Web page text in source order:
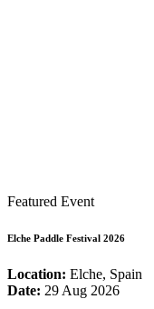
Featured Event
Elche Paddle Festival 2026
Location: Elche, Spain
Date: 29 Aug 2026